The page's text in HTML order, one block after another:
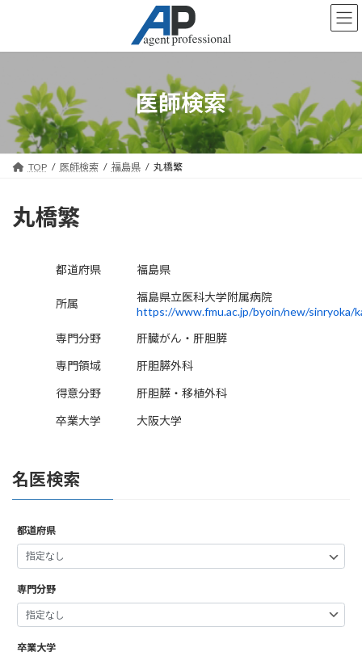
ン
キ
プ
ー
に
動
医師検索
TOP 医師検索 福島県 丸橋繁
丸橋繁
都道府県 福島県
所属
福島県立医科大学附属病院
https://www.fmu.ac.jp/byoin/new/sinryoka/
専門分野
肝臓がん・肝胆膵
専門領域
肝胆膵外科
得意分野
肝胆膵・移植外科
卒業大学
大阪大学
名医検索
都道府県
専門分野
卒業大学